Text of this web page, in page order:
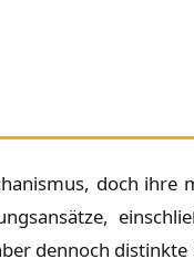
doch
dennoch